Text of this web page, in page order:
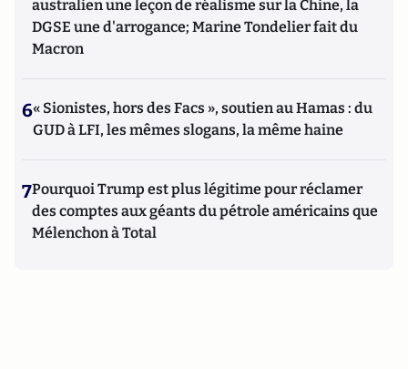
australien une leçon de réalisme sur la Chine, la
DGSE une d'arrogance; Marine Tondelier fait du
Macron
6« Sionistes, hors des Facs », soutien au Hamas : du
GUD à LFI, les mêmes slogans, la même haine
7Pourquoi Trump est plus légitime pour réclamer
des comptes aux géants du pétrole américains que
Mélenchon à Total